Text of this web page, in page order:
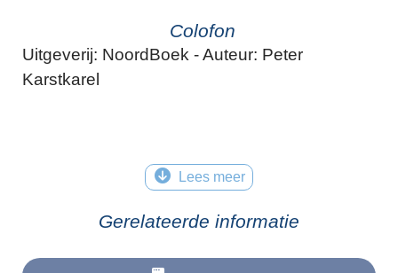
Colofon
Uitgeverij: NoordBoek - Auteur: Peter
Karstkarel
Lees meer
Gerelateerde informatie